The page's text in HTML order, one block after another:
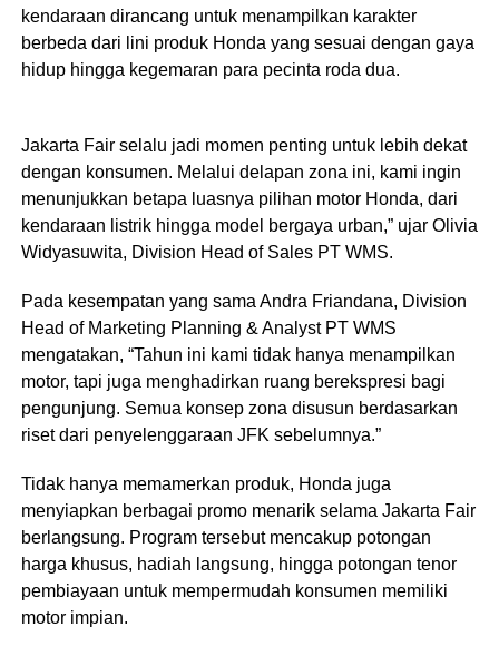
kendaraan dirancang untuk menampilkan karakter
berbeda dari lini produk Honda yang sesuai dengan gaya
hidup hingga kegemaran para pecinta roda dua.
Jakarta Fair selalu jadi momen penting untuk lebih dekat
dengan konsumen. Melalui delapan zona ini, kami ingin
menunjukkan betapa luasnya pilihan motor Honda, dari
kendaraan listrik hingga model bergaya urban,” ujar Olivia
Widyasuwita, Division Head of Sales PT WMS.
Pada kesempatan yang sama Andra Friandana, Division
Head of Marketing Planning & Analyst PT WMS
mengatakan, “Tahun ini kami tidak hanya menampilkan
motor, tapi juga menghadirkan ruang berekspresi bagi
pengunjung. Semua konsep zona disusun berdasarkan
riset dari penyelenggaraan JFK sebelumnya.”
Tidak hanya memamerkan produk, Honda juga
menyiapkan berbagai promo menarik selama Jakarta Fair
berlangsung. Program tersebut mencakup potongan
harga khusus, hadiah langsung, hingga potongan tenor
pembiayaan untuk mempermudah konsumen memiliki
motor impian.